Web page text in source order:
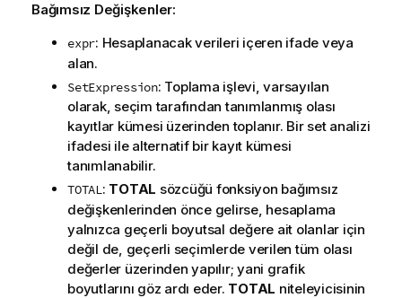
Bağımsız Değişkenler:
expr: Hesaplanacak verileri içeren ifade veya
alan.
SetExpression: Toplama işlevi, varsayılan
olarak, seçim tarafından tanımlanmış olası
kayıtlar kümesi üzerinden toplanır. Bir set analizi
ifadesi ile alternatif bir kayıt kümesi
tanımlanabilir.
TOTAL: TOTAL sözcüğü fonksiyon bağımsız
değişkenlerinden önce gelirse, hesaplama
yalnızca geçerli boyutsal değere ait olanlar için
değil de, geçerli seçimlerde verilen tüm olası
değerler üzerinden yapılır; yani grafik
boyutlarını göz ardı eder. TOTAL niteleyicisinin